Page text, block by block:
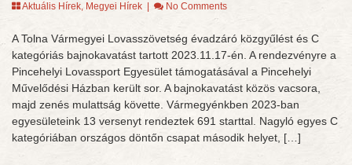
Aktuális Hírek, Megyei Hírek No Comments
A Tolna Vármegyei Lovasszövetség évadzáró közgyűlést és C
kategóriás bajnokavatást tartott 2023.11.17-én. A rendezvényre a
Pincehelyi Lovassport Egyesület támogatásával a Pincehelyi
Művelődési Házban került sor. A bajnokavatást közös vacsora,
majd zenés mulattság követte. Vármegyénkben 2023-ban
egyesületeink 13 versenyt rendeztek 691 starttal. Nagyló egyes C
kategóriában országos döntőn csapat második helyet, […]